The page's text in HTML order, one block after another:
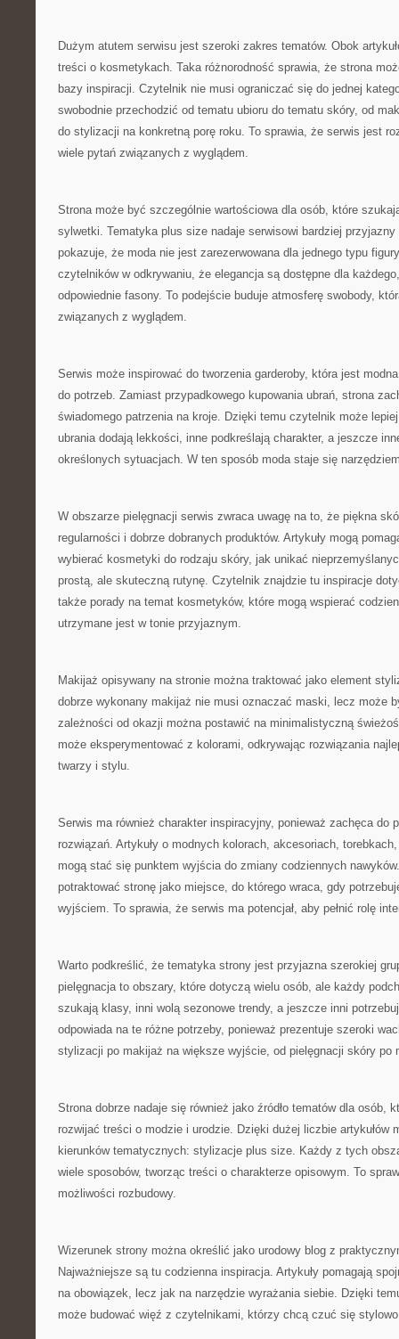
Dużym atutem serwisu jest szeroki zakres tematów. Obok
treści o kosmetykach. Taka różnorodność sprawia, że strona
bazy inspiracji. Czytelnik nie musi ograniczać się do jednej
swobodnie przechodzić od tematu ubioru do tematu skóry, od
do stylizacji na konkretną porę roku. To sprawia, że serwis jest
wiele pytań związanych z wyglądem.
Strona może być szczególnie wartościowa dla osób, które
sylwetki. Tematyka plus size nadaje serwisowi bardziej przyjazny
pokazuje, że moda nie jest zarezerwowana dla jednego typu
czytelników w odkrywaniu, że elegancja są dostępne dla
odpowiednie fasony. To podejście buduje atmosferę swobody,
związanych z wyglądem.
Serwis może inspirować do tworzenia garderoby, która jest
do potrzeb. Zamiast przypadkowego kupowania ubrań, strona
świadomego patrzenia na kroje. Dzięki temu czytelnik może
ubrania dodają lekkości, inne podkreślają charakter, a jeszcze
określonych sytuacjach. W ten sposób moda staje się
W obszarze pielęgnacji serwis zwraca uwagę na to, że piękna
regularności i dobrze dobranych produktów. Artykuły mogą
wybierać kosmetyki do rodzaju skóry, jak unikać
prostą, ale skuteczną rutynę. Czytelnik znajdzie tu inspiracje
także porady na temat kosmetyków, które mogą wspierać
utrzymane jest w tonie przyjaznym.
Makijaż opisywany na stronie można traktować jako element
dobrze wykonany makijaż nie musi oznaczać maski, lecz może
zależności od okazji można postawić na minimalistyczną
może eksperymentować z kolorami, odkrywając rozwiązania
twarzy i stylu.
Serwis ma również charakter inspiracyjny, ponieważ zachęca do
rozwiązań. Artykuły o modnych kolorach, akcesoriach,
mogą stać się punktem wyjścia do zmiany codziennych
potraktować stronę jako miejsce, do którego wraca, gdy
wyjściem. To sprawia, że serwis ma potencjał, aby pełnić rolę
Warto podkreślić, że tematyka strony jest przyjazna szerokiej
pielęgnacja to obszary, które dotyczą wielu osób, ale każdy
szukają klasy, inni wolą sezonowe trendy, a jeszcze inni
odpowiada na te różne potrzeby, ponieważ prezentuje szeroki
stylizacji po makijaż na większe wyjście, od pielęgnacji skóry po
Strona dobrze nadaje się również jako źródło tematów dla osób,
rozwijać treści o modzie i urodzie. Dzięki dużej liczbie artykułów
kierunków tematycznych: stylizacje plus size. Każdy z tych
wiele sposobów, tworząc treści o charakterze opisowym. To
możliwości rozbudowy.
Wizerunek strony można określić jako urodowy blog z
Najważniejsze są tu codzienna inspiracja. Artykuły pomagają
na obowiązek, lecz jak na narzędzie wyrażania siebie. Dzięki
może budować więź z czytelnikami, którzy chcą czuć się